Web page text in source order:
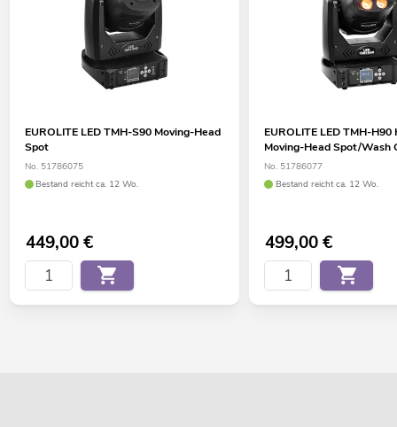
EUROLITE LED TMH-S90 Moving-Head
Spot
No. 51786075
Bestand reicht ca. 12 Wo.
449,00€
EUROLITE LED TMH-H90
Moving-Head Spot/Wash
No. 51786077
Bestand reicht ca. 12 Wo.
499,00€